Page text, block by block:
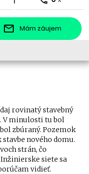
Mám záujem
rovinatý stavebný
V minulosti tu bol
zbúraný. Pozemok
nového domu.
strán, čo
siete sa
vidieť.